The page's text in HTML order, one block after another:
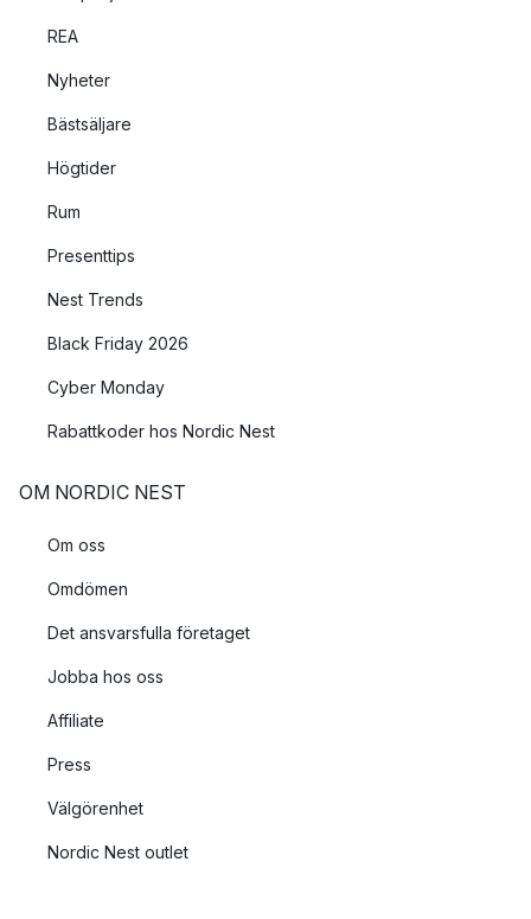
REA
Nyheter
Bästsäljare
Högtider
Rum
Presenttips
Nest Trends
Black Friday 2026
Cyber Monday
Rabattkoder hos Nordic Nest
OM NORDIC NEST
Om oss
Omdömen
Det ansvarsfulla företaget
Jobba hos oss
Affiliate
Press
Välgörenhet
Nordic Nest outlet